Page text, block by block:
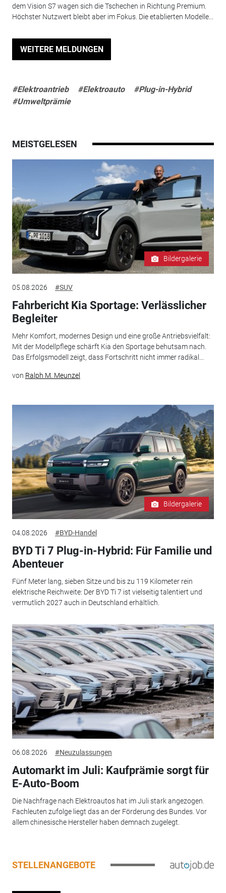
dem Vision S7 wagen sich die Tschechen in Richtung Premium.
Höchster Nutzwert bleibt aber im Fokus. Die etablierten Modelle...
WEITERE MELDUNGEN
#Elektroantrieb #Elektroauto
#Plug-in-Hybrid
#Umweltprämie
MEISTGELESEN
Bildergalerie
05.08.2026 #SUV
Fahrbericht Kia Sportage: Verlässlicher
Begleiter
Mehr Komfort, modernes Design und eine große Antriebsvielfalt:
Mit der Modellpflege schärft Kia den Sportage behutsam nach.
Das Erfolgsmodell zeigt, dass Fortschritt nicht immer radikal...
von Ralph M. Meunzel
Bildergalerie
04.08.2026 #BYD-Handel
BYD Ti 7 Plug-in-Hybrid: Für Familie und
Abenteuer
Fünf Meter lang, sieben Sitze und bis zu 119 Kilometer rein
elektrische Reichweite: Der BYD Ti 7 ist vielseitig talentiert und
vermutlich 2027 auch in Deutschland erhältlich.
06.08.2026 #Neuzulassungen
Automarkt im Juli: Kaufprämie sorgt für
E-Auto-Boom
Die Nachfrage nach Elektroautos hat im Juli stark angezogen.
Fachleuten zufolge liegt das an der Förderung des Bundes. Vor
allem chinesische Hersteller haben demnach zugelegt.
STELLENANGEBOTE